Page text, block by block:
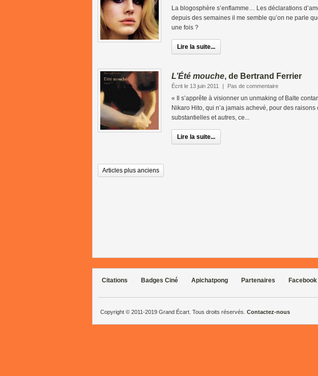
La blogosphère s’enflamme… Les déclarations
depuis des semaines il me semble qu’on ne parle
une fois ?
Lire la suite...
L’Été mouche, de Bertrand Ferrier
Écrit le 13 juin 2011 | Pas de commentaire
« Il s’apprête à visionner un unmaking of Balte
Nikaro Hito, qui n’a jamais achevé, pour des
substantielles et autres, ce...
Lire la suite...
Articles plus anciens
Citations Badges Ciné Apichatpong Partenaires Facebook
Copyright © 2011-2019 Grand Écart. Tous droits réservés. Contactez-nous